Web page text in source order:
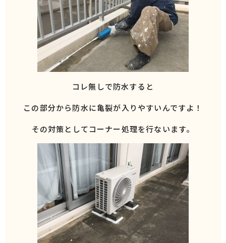
コレ無しで防水すると
この部分から防水に亀裂が入りやすいんですよ！
その対策としてコーナー処理を行ないます。